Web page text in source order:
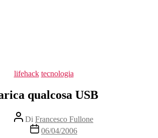
Categorie
lifehack tecnologia
qualcosa USB
Autore
articolo
Di Francesco Fullone
Data06/04/2006